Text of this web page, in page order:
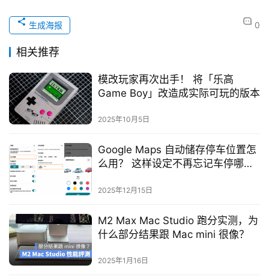
0
生成海报
相关推荐
模改玩家再次出手！ 将「乐高
Game Boy」改造成实际可玩的版本
2025年10月5日
Google Maps 自动储存停车位置怎
么用？ 这样设定不再忘记车停哪，
2025年12月15日
M2 Max Mac Studio 跑分实测，为
什么部分结果跟 Mac mini 很像？
2025年1月16日